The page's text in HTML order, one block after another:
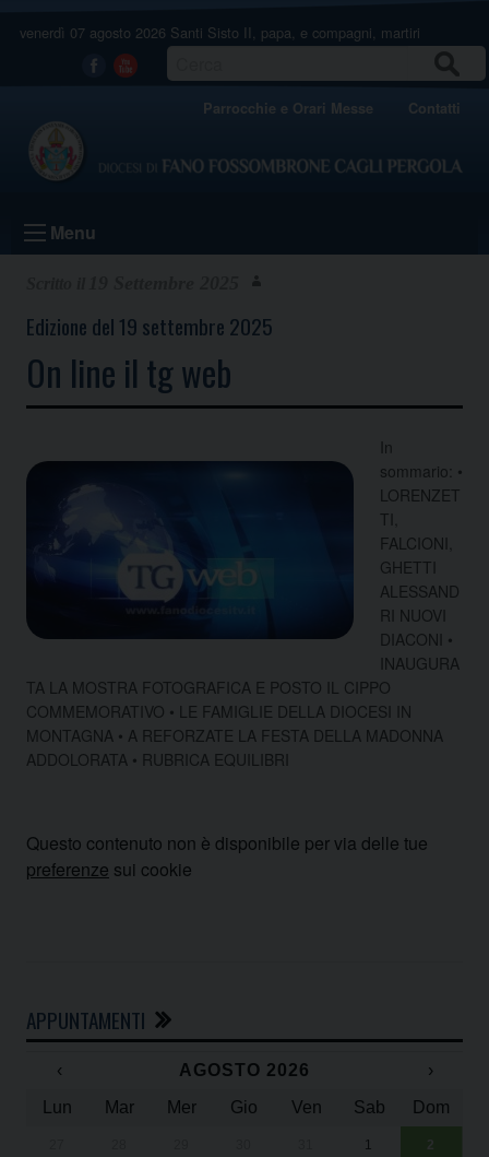
venerdì 07 agosto 2026 Santi Sisto II, papa, e compagni, martiri
Facebook
Youtube
Parrocchie e Orari Messe Contatti
Menu
Edizione del 19 settembre 2025
On line il tg web
In
sommario: •
LORENZET
TI,
FALCIONI,
GHETTI
ALESSAND
RI NUOVI
DIACONI •
INAUGURA
TA LA MOSTRA FOTOGRAFICA E POSTO IL CIPPO
COMMEMORATIVO • LE FAMIGLIE DELLA DIOCESI IN
MONTAGNA • A REFORZATE LA FESTA DELLA MADONNA
ADDOLORATA • RUBRICA EQUILIBRI
Questo contenuto non è disponibile per via delle tue
preferenze sui cookie
APPUNTAMENTI
‹ AGOSTO 2026
›
Lun
Mar Mer Gio Ven Sab Dom
1 2